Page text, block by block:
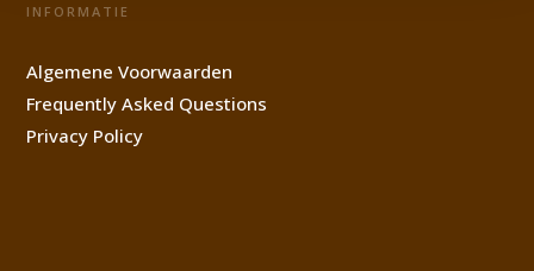
INFORMATIE
Algemene Voorwaarden
Frequently Asked Questions
Privacy Policy